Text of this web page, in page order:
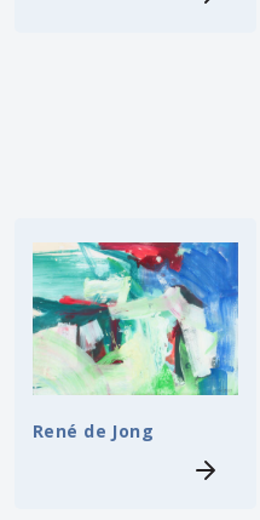
René de Jong